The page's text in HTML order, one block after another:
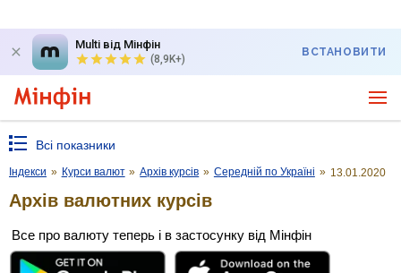
Multi від Мінфін
(8,9K+)
ВСТАНОВИТИ
Всі показники
Індекси » Курси валют » Архів курсів » Середній по Україні » 13.01.2020
Архів валютних курсів
Все про валюту теперь і в застосунку від Мінфін